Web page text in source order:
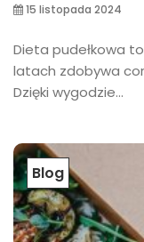
15 listopada 2024
Dieta pudełkowa
latach zdobywa
Dzięki wygodzie...
Blog